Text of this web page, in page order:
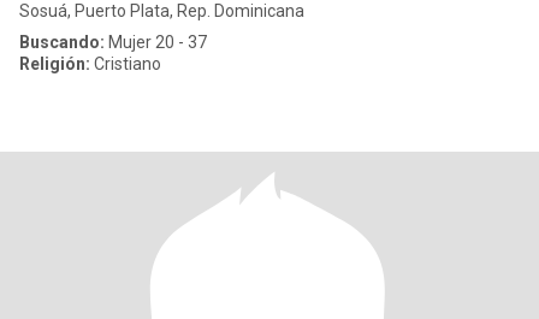
Sosuá, Puerto Plata, Rep. Dominicana
Buscando: Mujer 20 - 37
Religión: Cristiano